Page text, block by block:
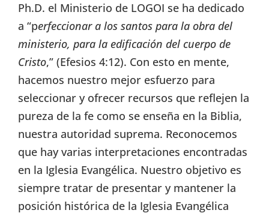
Ph.D. el Ministerio de LOGOI se ha dedicado
a “perfeccionar a los santos para la obra del
ministerio, para la edificación del cuerpo de
Cristo,” (Efesios 4:12). Con esto en mente,
hacemos nuestro mejor esfuerzo para
seleccionar y ofrecer recursos que reflejen la
pureza de la fe como se enseña en la Biblia,
nuestra autoridad suprema. Reconocemos
que hay varias interpretaciones encontradas
en la Iglesia Evangélica. Nuestro objetivo es
siempre tratar de presentar y mantener la
posición histórica de la Iglesia Evangélica